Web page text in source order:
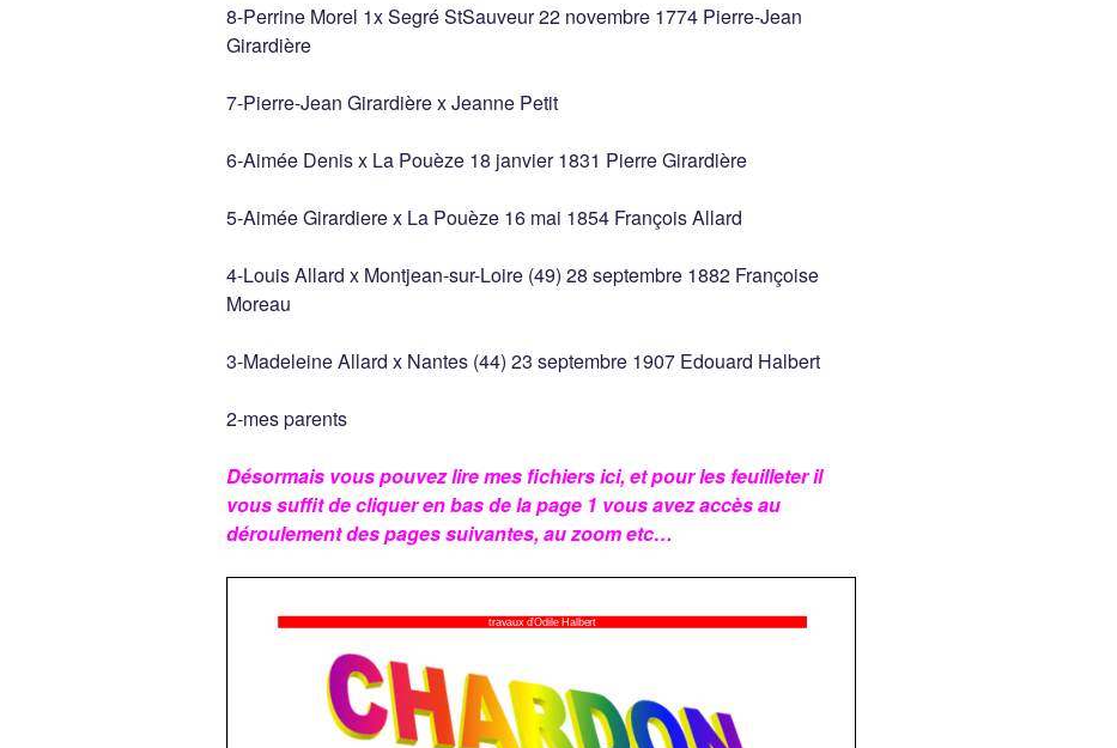
8-Perrine Morel 1x Segré StSauveur 22 novembre 1774 Pierre-Jean
Girardière
7-Pierre-Jean Girardière x Jeanne Petit
6-Aimée Denis x La Pouèze 18 janvier 1831 Pierre Girardière
5-Aimée Girardiere x La Pouèze 16 mai 1854 François Allard
4-Louis Allard x Montjean-sur-Loire (49) 28 septembre 1882 Françoise
Moreau
3-Madeleine Allard x Nantes (44) 23 septembre 1907 Edouard Halbert
2-mes parents
Désormais vous pouvez lire mes fichiers ici, et pour les feuilleter il
vous suffit de cliquer en bas de la page 1 vous avez accès au
déroulement des pages suivantes, au zoom etc…